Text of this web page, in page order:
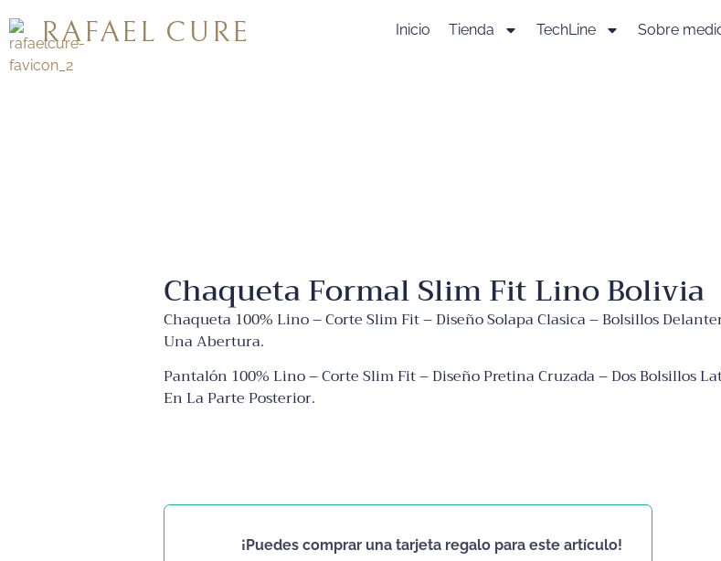
RAFAEL CURE Inicio Tienda TechLine Sobre
Chaqueta Formal Slim Fit Lino Bolivia
Chaqueta 100% Lino – Corte Slim Fit – Diseño Solapa Clasica – Bolsillos
Una Abertura.
Pantalón 100% Lino – Corte Slim Fit – Diseño Pretina Cruzada – Dos Bolsillos
En La Parte Posterior.
¡Puedes comprar una tarjeta regalo para este artículo!